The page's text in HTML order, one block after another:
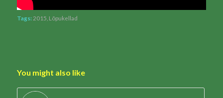
Tags: 2015 Lõpukellad
You might also like